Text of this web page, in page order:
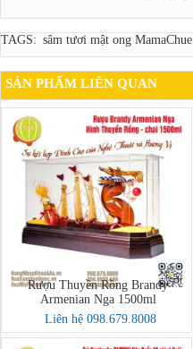
TAGS: sâm tươi mật ong MamaChue
SẢN PHẨM LIÊN QUAN
Rượu Thuyền Rồng Brandy
Armenian Nga 1500ml
Liên hệ 098.679.8008